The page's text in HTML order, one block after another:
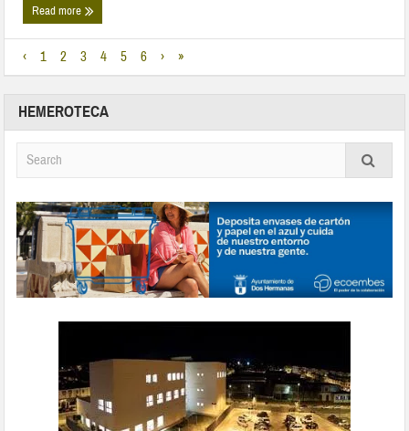
Read more
‹ 1 2 3 4 5 6 › »
HEMEROTECA